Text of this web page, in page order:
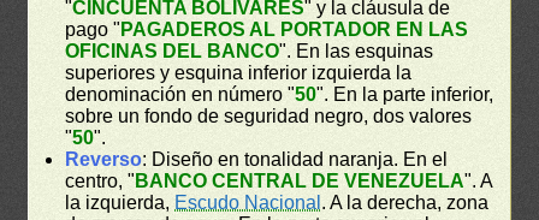
"CINCUENTA BOLÍVARES" y la cláusula de
pago " PAGADEROS AL PORTADOR EN LAS
OFICINAS DEL BANCO". En las esquinas
superiores y esquina inferior izquierda la
denominación en número "50". En la parte inferior,
sobre un fondo de seguridad negro, dos valores
"50".
Reverso: Diseño en tonalidad naranja. En el
centro, " BANCO CENTRAL DE VENEZUELA". A
la izquierda, Escudo Nacional . A la derecha, zona